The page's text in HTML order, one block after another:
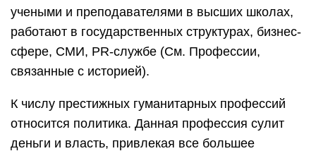
учеными и преподавателями в высших школах,
работают в государственных структурах, бизнес-
сфере, СМИ, PR-службе (См. Профессии,
связанные с историей).
К числу престижных гуманитарных профессий
относится политика. Данная профессия сулит
деньги и власть, привлекая все большее